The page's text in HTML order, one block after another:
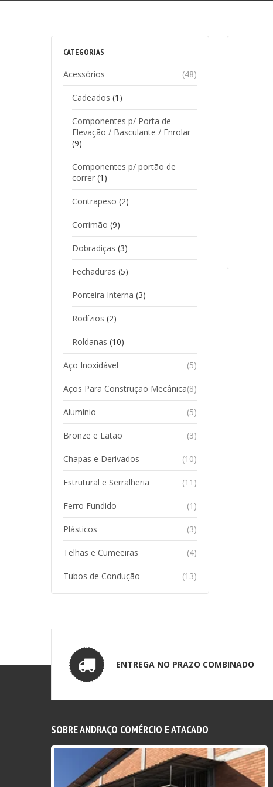
CATEGORIAS
Acessórios (48)
Cadeados (1)
Componentes p/ Porta de
Elevação / Basculante / Enrolar
(9)
Componentes p/ portão de
correr (1)
Contrapeso (2)
Corrimão (9)
Dobradiças (3)
Fechaduras (5)
Ponteira Interna (3)
Rodízios (2)
Roldanas (10)
Aço Inoxidável (5)
Aços Para Construção Mecânica(8)
Alumínio (5)
Bronze e Latão (3)
Chapas e Derivados (10)
Estrutural e Serralheria (11)
Ferro Fundido (1)
Plásticos (3)
Telhas e Cumeeiras (4)
Tubos de Condução (13)
ENTREGA NO PRAZO COMBINADO
SOBRE ANDRAÇO COMÉRCIO E ATACADO